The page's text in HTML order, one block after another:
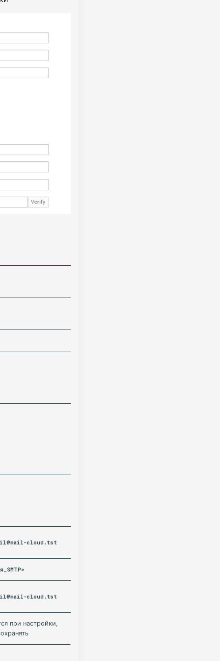
cloud.tst
cloud.tst
при настройки,